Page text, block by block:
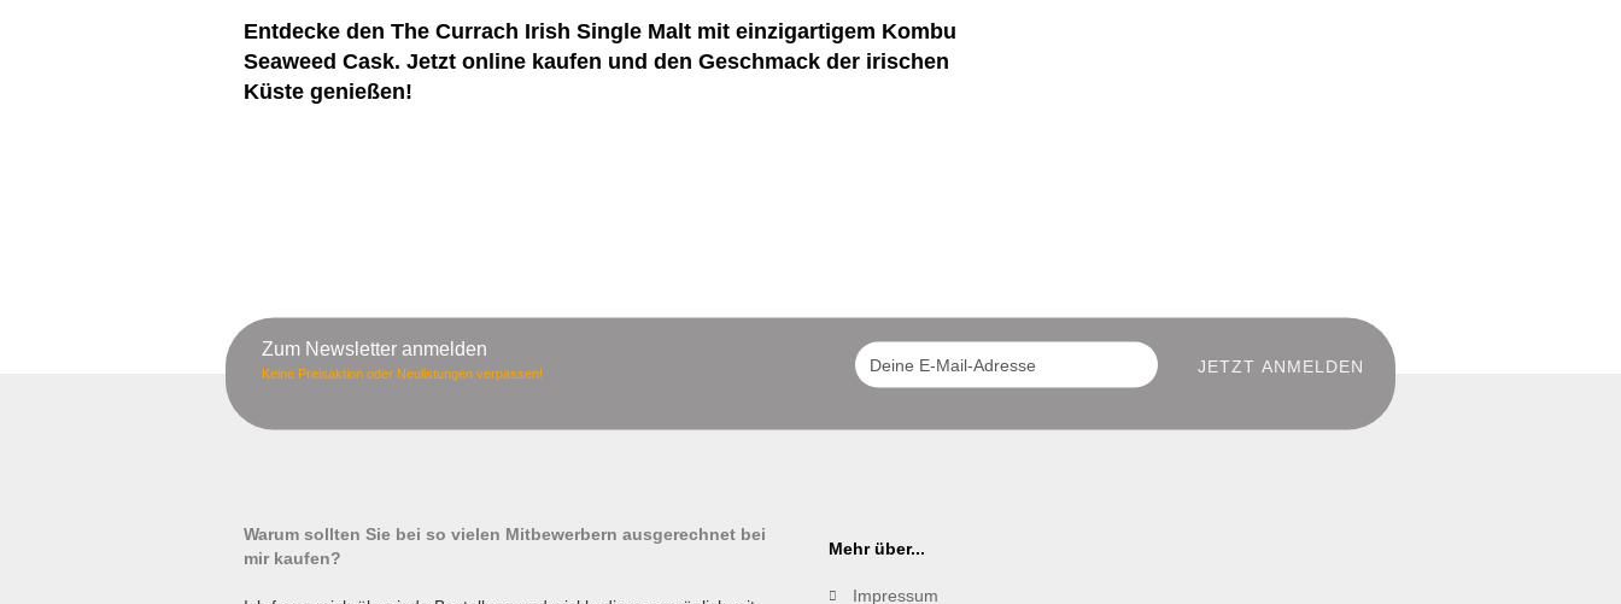
Entdecke den The Currach Irish Single Malt mit einzigartigem Kombu
Seaweed Cask. Jetzt online kaufen und den Geschmack der irischen
Küste genießen!
Zum Newsletter anmelden
Keine Preisaktion oder Neulistungen verpassen!
Warum sollten Sie bei so vielen Mitbewerbern ausgerechnet bei
mir kaufen?
Mehr über...
Impressum